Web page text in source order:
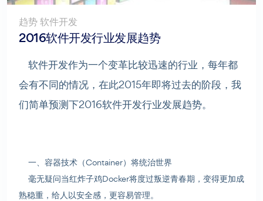
趋势 软件开发
2016软件开发行业发展趋势
软件开发作为一个变革比较迅速的行业，每年都
会有不同的情况，在此2015年即将过去的阶段，我
们简单预测下2016软件开发行业发展趋势。
一、容器技术（Container）将统治世界
毫无疑问当红炸子鸡Docker将度过叛逆青春期，变得更加成
熟稳重，给人以安全感，更容易管理。